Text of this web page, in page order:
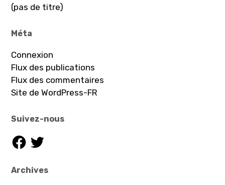
(pas de titre)
Méta
Connexion
Flux des publications
Flux des commentaires
Site de WordPress-FR
Suivez-nous
Facebook
Twitter
Archives